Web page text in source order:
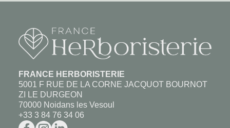
FRANCE HERBORISTERIE
5001 F RUE DE LA CORNE JACQUOT BOURNOT
ZI LE DURGEON
70000 Noidans les Vesoul
+33 3 84 76 34 06